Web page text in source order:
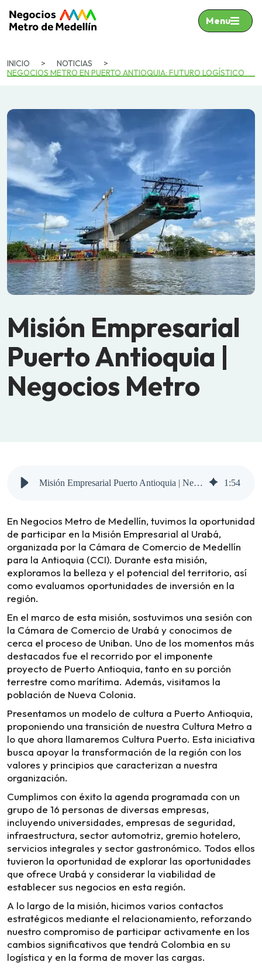
Menu
INICIO > NOTICIAS
>
NEGOCIOS METRO EN PUERTO ANTIOQUIA: FUTURO LOGÍSTICO
Misión Empresarial
Puerto Antioquia |
Negocios Metro
Misión Empresarial Puerto Antioquia | Negocios Metro 1 :54
En Negocios Metro de Medellín, tuvimos la oportunidad
de participar en la Misión Empresarial al Urabá,
organizada por la Cámara de Comercio de Medellín
para la Antioquia (CCI). Durante esta misión,
exploramos la belleza y el potencial del territorio, así
como evaluamos oportunidades de inversión en la
región.
En el marco de esta misión, sostuvimos una sesión con
la Cámara de Comercio de Urabá y conocimos de
cerca el proceso de Uniban. Uno de los momentos más
destacados fue el recorrido por el imponente
proyecto de Puerto Antioquia, tanto en su porción
terrestre como marítima. Además, visitamos la
población de Nueva Colonia.
Presentamos un modelo de cultura a Puerto Antioquia,
proponiendo una transición de nuestra Cultura Metro a
lo que ahora llamaremos Cultura Puerto. Esta iniciativa
busca apoyar la transformación de la región con los
valores y principios que caracterizan a nuestra
organización.
Cumplimos con éxito la agenda programada con un
grupo de 16 personas de diversas empresas,
incluyendo universidades, empresas de seguridad,
infraestructura, sector automotriz, gremio hotelero,
servicios integrales y sector gastronómico. Todos ellos
tuvieron la oportunidad de explorar las oportunidades
que ofrece Urabá y considerar la viabilidad de
establecer sus negocios en esta región.
A lo largo de la misión, hicimos varios contactos
estratégicos mediante el relacionamiento, reforzando
nuestro compromiso de participar activamente en los
cambios significativos que tendrá Colombia en su
logística y en la forma de mover las cargas.